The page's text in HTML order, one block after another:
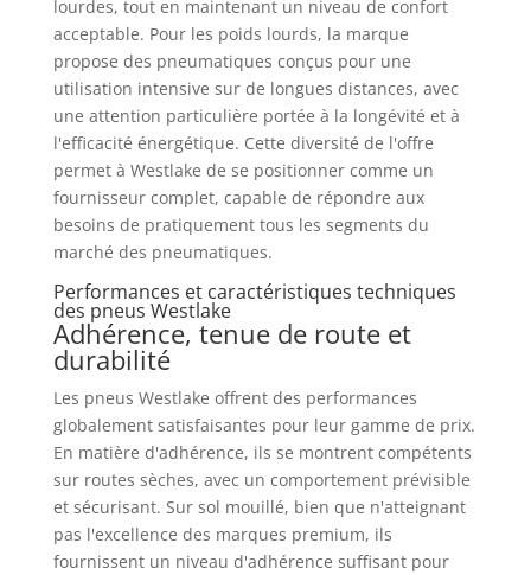
lourdes, tout en maintenant un niveau de confort
acceptable. Pour les poids lourds, la marque
propose des pneumatiques conçus pour une
utilisation intensive sur de longues distances, avec
une attention particulière portée à la longévité et à
l'efficacité énergétique. Cette diversité de l'offre
permet à Westlake de se positionner comme un
fournisseur complet, capable de répondre aux
besoins de pratiquement tous les segments du
marché des pneumatiques.
Performances et caractéristiques techniques
des pneus Westlake
Adhérence, tenue de route et
durabilité
Les pneus Westlake offrent des performances
globalement satisfaisantes pour leur gamme de prix.
En matière d'adhérence, ils se montrent compétents
sur routes sèches, avec un comportement prévisible
et sécurisant. Sur sol mouillé, bien que n'atteignant
pas l'excellence des marques premium, ils
fournissent un niveau d'adhérence suffisant pour